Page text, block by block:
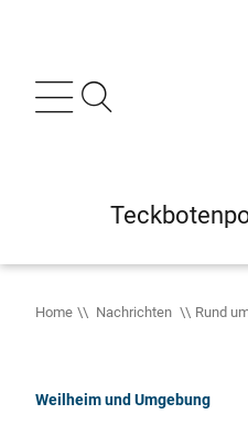
Home Nachrichten Rund
Weilheim und Umgebung